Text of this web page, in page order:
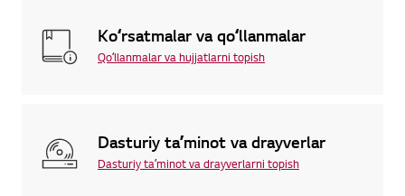
Koʻrsatmalar va qoʻllanmalar
Qoʻllanmalar va hujjatlarni topish
Dasturiy taʼminot va drayverlar
Dasturiy taʼminot va drayverlarni topish